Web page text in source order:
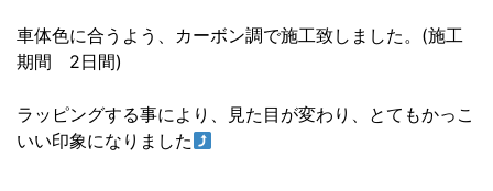
車体色に合うよう、カーボン調で施工致しました。(施工
期間 2日間)
ラッピングする事により、見た目が変わり、とてもかっこ
いい印象になりました